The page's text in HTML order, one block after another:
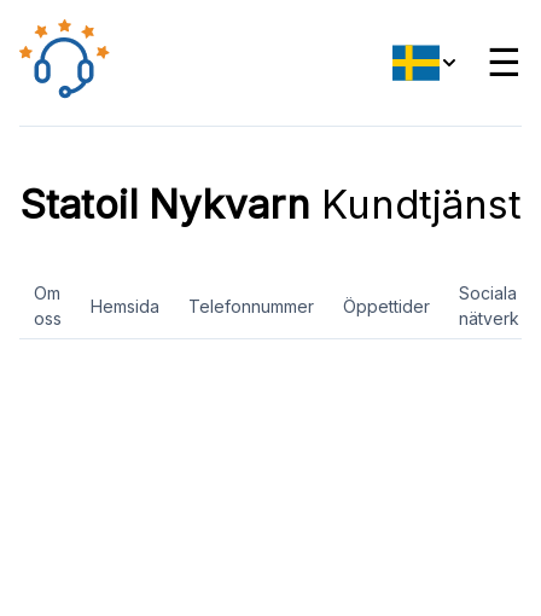
☰
Statoil Nykvarn Kundtjänst
Om
oss
Hemsida Telefonnummer Öppettider
Sociala
nätverk